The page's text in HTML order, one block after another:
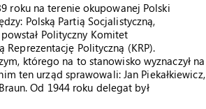
roku na terenie okupowanej Polski
Polską Partią Socjalistyczną,
Polityczny Komitet
Reprezentację Polityczną (KRP).
którego na to stanowisko wyznaczył na
ten urząd sprawowali: Jan Piekałkiewicz,
Od 1944 roku delegat był